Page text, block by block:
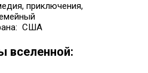
приключения,
США
вселенной: